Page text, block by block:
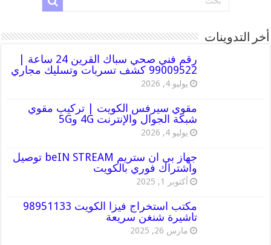
أخر التدوينات
رقم فني صحي سباك القرين 24 ساعة |
99009522 كشف تسربات وتسليك مجاري
يوليو 4, 2026
مقوي سيرفس الكويت | تركيب مقوي
شبكة الجوال والإنترنت 4G و5G
يوليو 4, 2026
جهاز بي ان ستريم beIN STREAM توصيل
واشتراك فوري بالكويت
أكتوبر 1, 2025
مكتب استخراج فيزا الكويت 98951133
تاشيرة شنغن سريعة
مارس 26, 2025